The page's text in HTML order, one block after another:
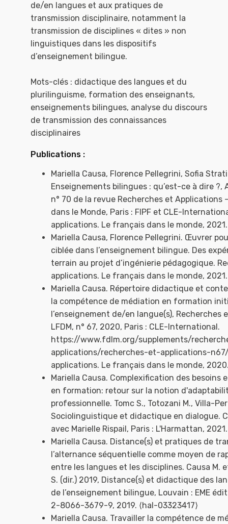
de/en langues et aux pratiques de
transmission disciplinaire, notamment la
transmission de disciplines « dites » non
linguistiques dans les dispositifs
d’enseignement bilingue.
Mots-clés : didactique des langues et du
plurilinguisme, formation des enseignants,
enseignements bilingues, analyse du discours
de transmission des connaissances
disciplinaires
Publications :
Mariella Causa, Florence Pellegrini, Sofia
Enseignements bilingues : qu’est-ce à dire ?,
n° 70 de la revue Recherches et Applications
dans le Monde, Paris : FIPF et CLE-
applications. Le français dans le monde,
Mariella Causa, Florence Pellegrini. Œuvrer
ciblée dans l’enseignement bilingue. Des
terrain au projet d’ingénierie pédagogique.
applications. Le français dans le monde,
Mariella Causa. Répertoire didactique et
la compétence de médiation en formation
l’enseignement de/en langue(s), Recherches
LFDM, n° 67, 2020, Paris : CLE-International.
https://www.fdlm.org/supplements/
applications/recherches-et-applications-
applications. Le français dans le monde,
Mariella Causa. Complexification des besoins
en formation: retour sur la notion
professionnelle. Tomc S., Totozani M., Villa-
Sociolinguistique et didactique en dialogue.
avec Marielle Rispail, Paris : L'Harmattan,
Mariella Causa. Distance(s) et pratiques de
l’alternance séquentielle comme moyen de
entre les langues et les disciplines. Causa M.
S. (dir.) 2019, Distance(s) et didactique des
de l’enseignement bilingue, Louvain : EME
2-8066-3679-9, 2019. ⟨hal-03323417⟩
Mariella Causa. Travailler la compétence de